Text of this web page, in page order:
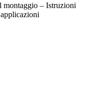
montaggio – Istruzioni